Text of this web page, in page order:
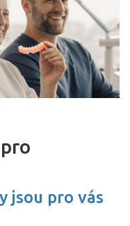
jsou pro vás